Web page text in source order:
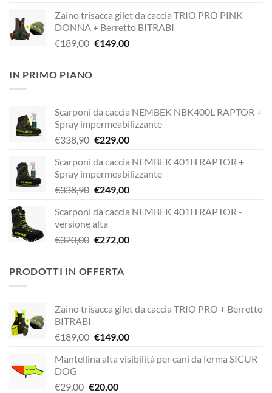
originale
era:
€338,90.
attuale
è:
€249,00.
Zaino trisacca gilet da caccia TRIO PRO PINK
DONNA + Berretto BITRABI
€189,00 Il
€149,00Il
IN PRIMO PIANO
Scarponi da caccia NEMBEK NBK400L RAPTOR +
Spray impermeabilizzante
€338,90 Il
originale
era:
€338,90.
€229,00Il
attuale
è:
€229,00.
Scarponi da caccia NEMBEK 401H RAPTOR +
Spray impermeabilizzante
€338,90 Il
originale
era:
€338,90.
€249,00Il
attuale
€249,00.
Scarponi da caccia NEMBEK 401H RAPTOR -
versione alta
€320,00 Il
era:
€272,00Il
PRODOTTI IN OFFERTA
Zaino trisacca gilet da caccia TRIO PRO + Berretto
BITRABI
€189,00 Il
originale
€189,00.
€149,00Il
attuale
Mantellina alta visibilità per cani da ferma SICUR
DOG
€29,00 Il
€20,00Il